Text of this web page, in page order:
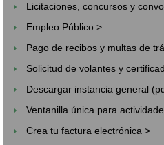
Licitaciones, concursos y
Empleo Público >
Pago de recibos y multas de
Solicitud de volantes y
Descargar instancia general
Ventanilla única para
Crea tu factura electrónica >